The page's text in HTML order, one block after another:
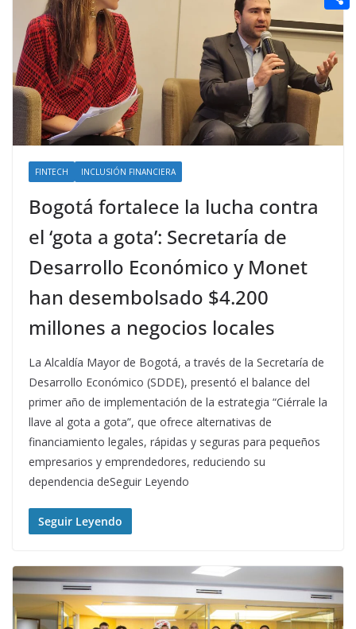
FINTECH INCLUSIÓN FINANCIERA
Bogotá fortalece la lucha contra
el ‘gota a gota’: Secretaría de
Desarrollo Económico y Monet
han desembolsado $4.200
millones a negocios locales
La Alcaldía Mayor de Bogotá, a través de la Secretaría de
Desarrollo Económico (SDDE), presentó el balance del
primer año de implementación de la estrategia “Ciérrale la
llave al gota a gota”, que ofrece alternativas de
financiamiento legales, rápidas y seguras para pequeños
empresarios y emprendedores, reduciendo su
dependencia deSeguir Leyendo
Seguir Leyendo
n
e
r
e
e
r
e
a
i
l
d
d
i
C
o
m
r